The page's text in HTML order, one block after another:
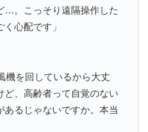
…。こっそり遠隔操作した
心配です」
機を回しているから大丈
ど、高齢者って自覚のない
あるじゃないですか。本当